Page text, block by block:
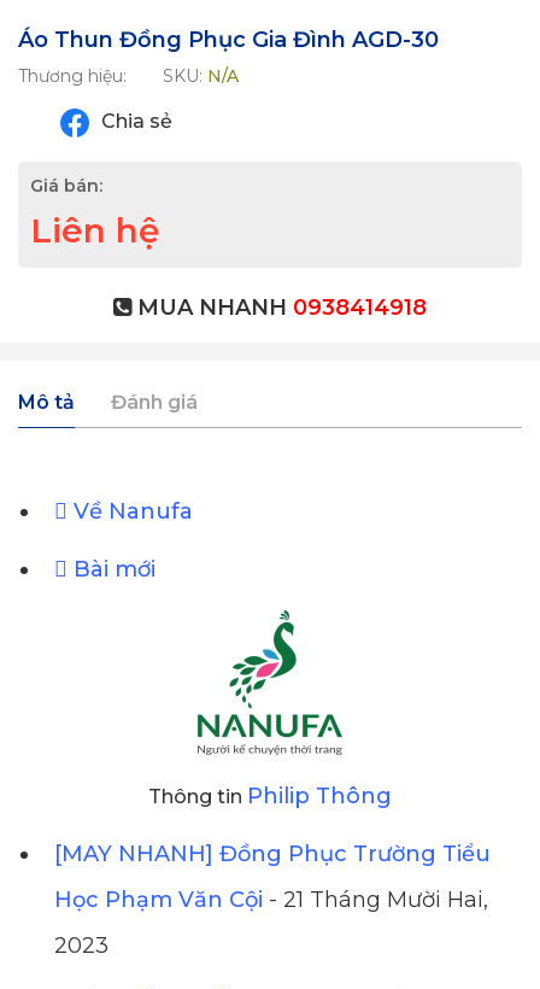
Áo Thun Đồng Phục Gia Đình AGD-30
Thương hiệu: SKU: N/A
Chia sẻ
Giá bán:
Liên hệ
MUA NHANH 0938414918
Mô tả Đánh giá
Về Nanufa
Bài mới
Thông tin Philip Thông
[MAY NHANH] Đồng Phục Trường Tiểu
Học Phạm Văn Cội - 21 Tháng Mười Hai,
2023